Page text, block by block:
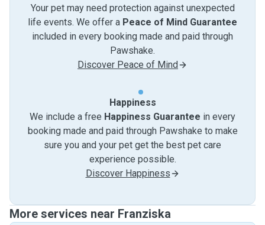
Your pet may need protection against unexpected
life events. We offer a Peace of Mind Guarantee
included in every booking made and paid through
Pawshake.
Discover Peace of Mind
Happiness
We include a free Happiness Guarantee in every
booking made and paid through Pawshake to make
sure you and your pet get the best pet care
experience possible.
Discover Happiness
More services near Franziska